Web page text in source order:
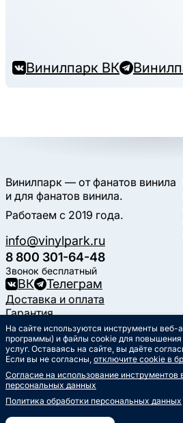
Винилпарк ВК
Винилпарк — от фанатов винила
и для фанатов винила.
Работаем с 2019 года.
info@vinylpark.ru
8 800 301-64-48
Звонок бесплатный
ВК Телеграм
Доставка и оплата
Гарантия
Контакты
Статьи
Музыкальный календарь
Документы
Публичная оферта
Политика обработки
Согласие на обработку
На сайте используются инструменты веб-
программы) и файлы cookie для
услуг. Оставаясь на сайте, вы даёте
Если вы не согласны, отключите cookie в
Согласие на использование инструментов
персональных данных
Политика обработки персональных данных